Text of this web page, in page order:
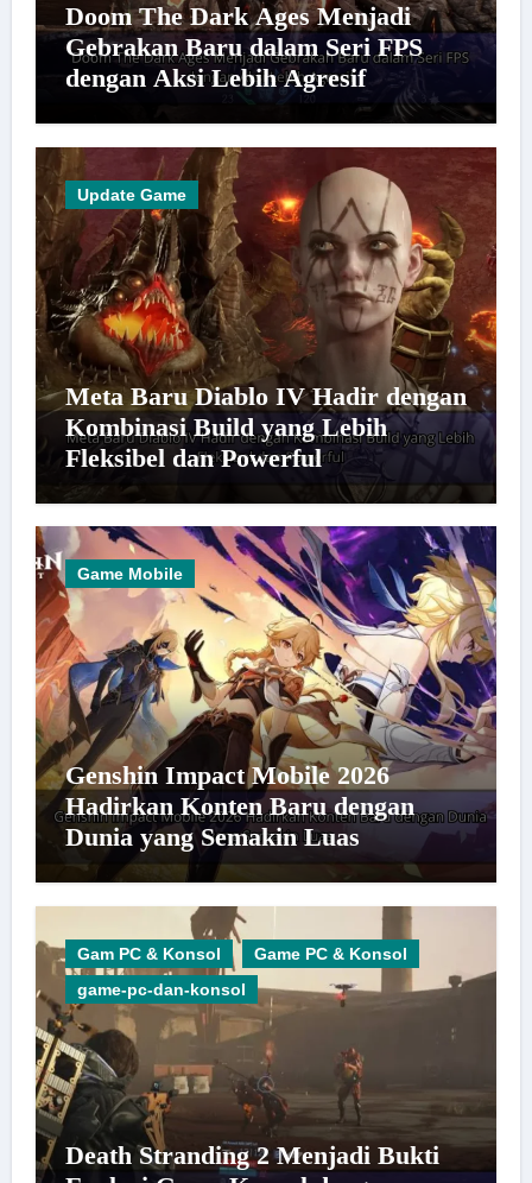
Doom The Dark Ages Menjadi
Gebrakan Baru dalam Seri FPS
dengan Aksi Lebih Agresif
Update Game
Meta Baru Diablo IV Hadir dengan
Kombinasi Build yang Lebih
Fleksibel dan Powerful
Game Mobile
Genshin Impact Mobile 2026
Hadirkan Konten Baru dengan
Dunia yang Semakin Luas
Gam PC & Konsol
Game PC & Konsol
game-pc-dan-konsol
Death Stranding 2 Menjadi Bukti